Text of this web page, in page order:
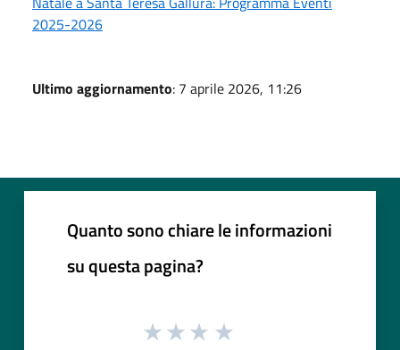
2025-2026
Ultimo aggiornamento: 7 aprile 2026, 11:26
Quanto sono chiare le informazioni
su questa pagina?